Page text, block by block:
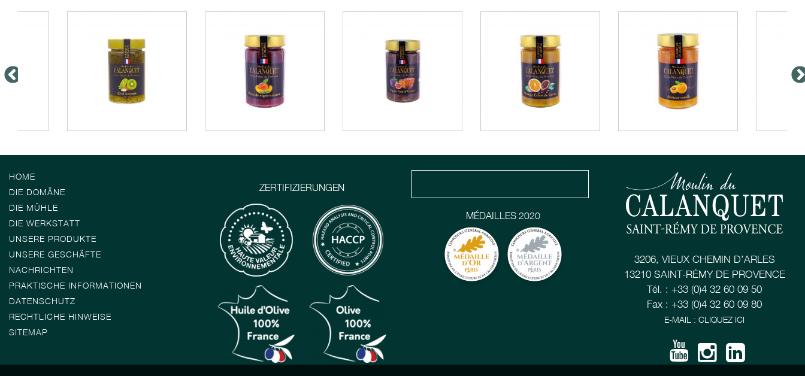
HOME
DIE DOMÄNE
DIE MÜHLE
DIE WERKSTATT
UNSERE PRODUKTE
UNSERE GESCHÄFTE
NACHRICHTEN
PRAKTISCHE INFORMATIONEN
DATENSCHUTZ
RECHTLICHE HINWEISE
SITEMAP
ZERTIFIZIERUNGEN
MÉDAILLES 2020
3206, VIEUX CHEMIN D’ARLES
13210 SAINT-RÉMY DE PROVENCE
Tél. : +33 (0)4 32 60 09 50
Fax : +33 (0)4 32 60 09 80
E-MAIL : CLIQUEZ ICI